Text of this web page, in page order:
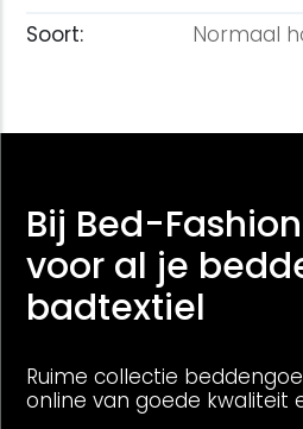
Soort:
Normaal
Bij Bed-
voor al je
badtextiel
Ruime collectie
online van goede kwaliteit